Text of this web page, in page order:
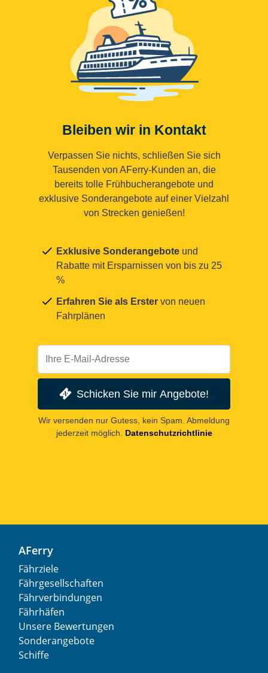
Bleiben wir in Kontakt
Verpassen Sie nichts, schließen Sie sich
Tausenden von AFerry-Kunden an, die
bereits tolle Frühbucherangebote und
exklusive Sonderangebote auf einer Vielzahl
von Strecken genießen!
Exklusive Sonderangebote und
Rabatte mit Ersparnissen von bis zu 25
%
Erfahren Sie als Erster von neuen
Fahrplänen
Schicken Sie mir Angebote!
Wir versenden nur Gutess, kein Spam. Abmeldung
jederzeit möglich.
Datenschutzrichtlinie
AFerry
Fährziele
Fährgesellschaften
Fährverbindungen
Fährhäfen
Unsere Bewertungen
Sonderangebote
Schiffe